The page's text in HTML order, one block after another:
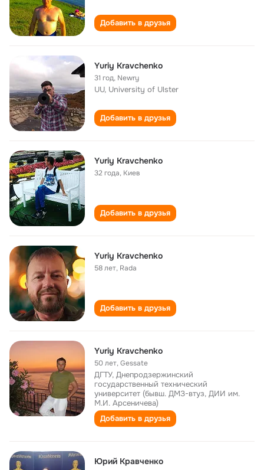
Добавить в друзья
Yuriy Kravchenko
31 год, Newry
UU, University of Ulster
Добавить в друзья
Yuriy Kravchenko
32 года, Киев
Добавить в друзья
Yuriy Kravchenko
58 лет, Rada
Добавить в друзья
Yuriy Kravchenko
50 лет,Gessate
ДГТУ, Днепродзержинский
государственный технический
университет (бывш. ДМЗ-втуз, ДИИ им.
М.И. Арсеничева)
Добавить в друзья
Юрий Кравченко